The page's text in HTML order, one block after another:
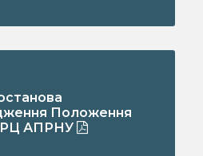
Положення
АПРНУ